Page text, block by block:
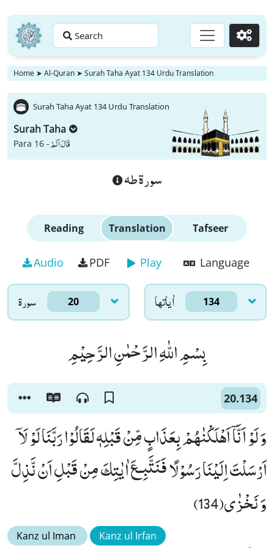
Search Go
Home ➤ Al-Quran ➤ Surah Taha Ayat 134 Urdu Translation
Surah Taha Ayat 134 Urdu Translation
Surah Taha
Para 16 -قَالَ اَلَمْ
سورة طه
Reading Translation Tafseer
Audio PDF Play Language
سورۃ 20 اٰياتها 134
بِسْمِ اللّٰهِ الرَّحْمٰنِ الرَّحِیْمِ
20.134
وَ لَوْ اَنَّاۤ اَهْلَكْنٰهُمْ بِعَذَابٍ مِّنْ قَبْلِهٖ لَقَالُوْا رَبَّنَا لَوْ لَاۤ
اَرْسَلْتَ اِلَیْنَا رَسُوْلًا فَنَتَّبِـعَ اٰیٰتِكَ مِنْ قَبْلِ اَنْ نَّذِلَّ
وَ نَخْزٰى(134)
Kanz ul Iman Kanz ul Irfan